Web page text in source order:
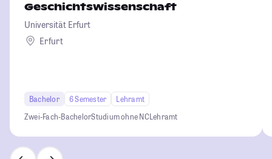
Geschichtswissenschaft
Universität Erfurt
Erfurt
Bachelor 6 Semester
Lehramt
Zwei-Fach-BachelorStudium ohne NCLehramt